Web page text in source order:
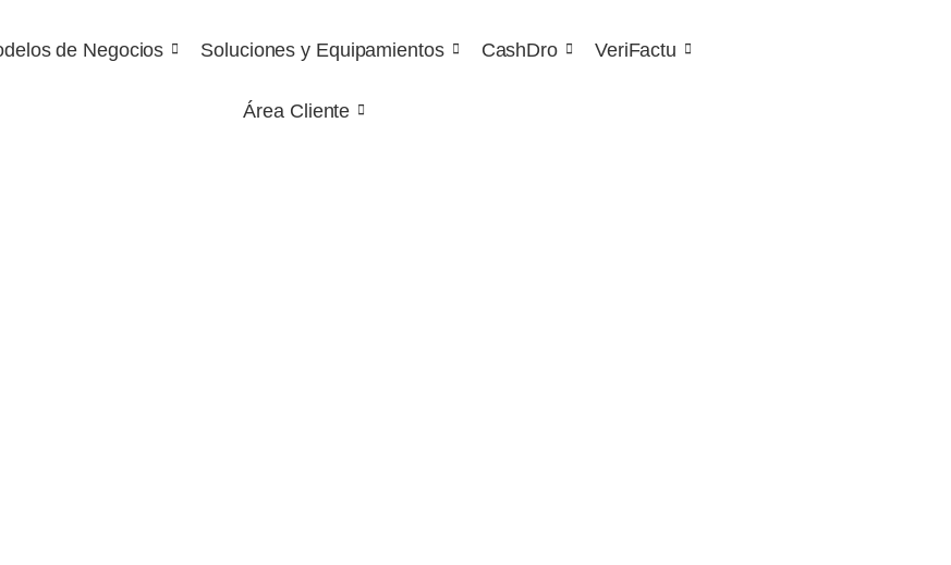
de Negocios Soluciones y Equipamientos CashDro VeriFactu
Área Cliente